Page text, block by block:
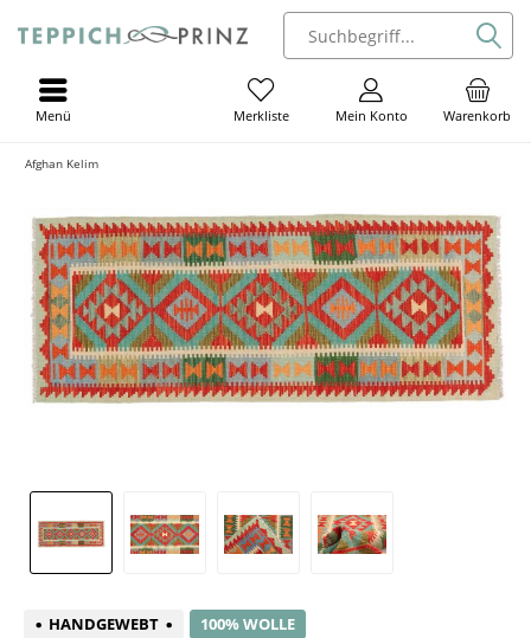
Warenkorb
Mein Konto
Merkliste
Menü
Afghan Kelim
HANDGEWEBT 100% WOLLE